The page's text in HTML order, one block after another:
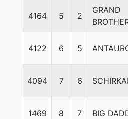
4164 5 2
GRAND
4122 6 5
4094 7 6
1469 8 7 BIG